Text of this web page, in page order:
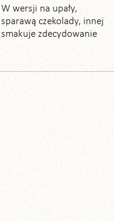
wersji na upały,
czekolady, innej
zdecydowanie